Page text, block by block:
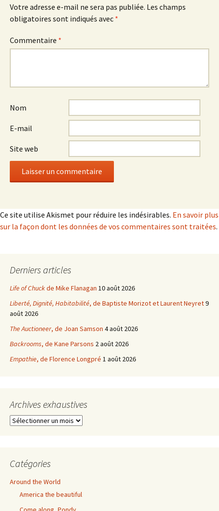
Votre adresse e-mail ne sera pas publiée. Les champs
obligatoires sont indiqués avec *
Commentaire *
Nom
E-mail
Site web
Ce site utilise Akismet pour réduire les indésirables. En savoir plus
sur la façon dont les données de vos commentaires sont traitées.
Derniers articles
Life of Chuckde Mike Flanagan 10 août 2026
Liberté, Dignité, Habitabilité, de Baptiste Morizot et Laurent Neyret9
août 2026
The Auctioneer, de Joan Samson 4 août 2026
Backrooms, de Kane Parsons 2 août 2026
Empathie, de Florence Longpré 1 août 2026
Archives exhaustives
Archives
Catégories
Around the World
America the beautiful